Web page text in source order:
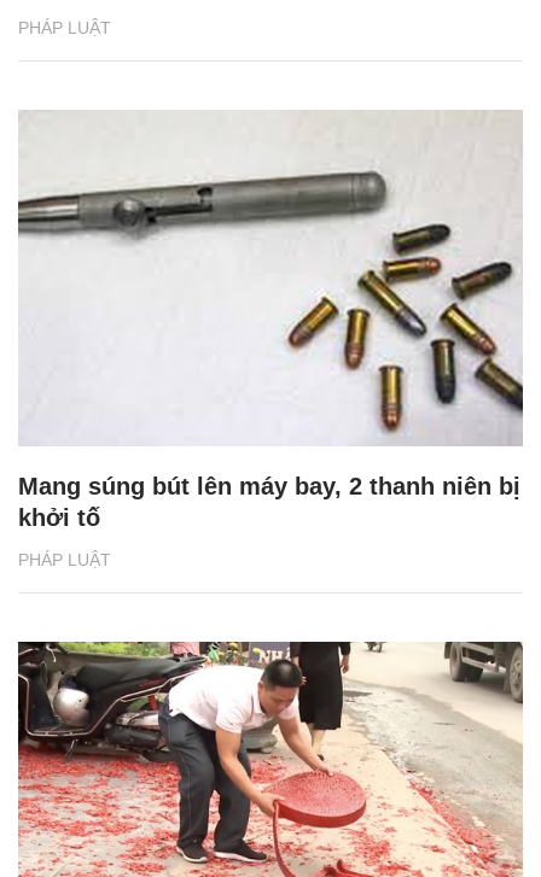
PHÁP LUẬT
PHÁP LUẬT
Mang súng bút lên máy bay, 2 thanh niên bị
khởi tố